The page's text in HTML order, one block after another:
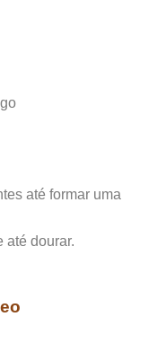
até formar uma
até dourar.